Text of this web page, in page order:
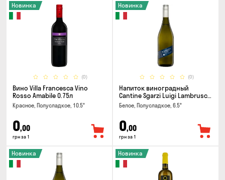
(0)
Новинка
Вино Villa Francesca Vino
Rosso Amabile 0.75л
Красное, Полусладкое, 10.5°
0,00
грн за 1
(0)
Новинка
Напиток виноградный
Cantine Sgarzi Luigi Lambrusco
IGT Emilia Bianca Frizziante
0.75л
Белое, Полусладкое, 6.5°
0,00
грн за 1
Новинка Новинка